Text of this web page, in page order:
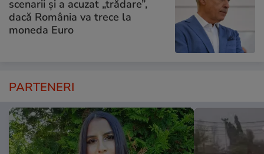
scenarii și a acuzat „trădare”,
dacă România va trece la
moneda Euro
PARTENERI